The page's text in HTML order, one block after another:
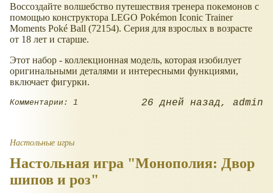
Воссоздайте волшебство путешествия тренера покемонов с
помощью конструктора LEGO Pokémon Iconic Trainer
Moments Poké Ball (72154). Серия для взрослых в возрасте
от 18 лет и старше.
Этот набор - коллекционная модель, которая изобилует
оригинальными деталями и интересными функциями,
включает фигурки.
Комментарии: 1 26 дней назад admin
Настольные игры
Настольная игра "Монополия: Двор
шипов и роз"